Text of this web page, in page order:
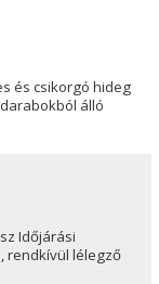
és csikorgó hideg
álló
Időjárási
rendkívül lélegző